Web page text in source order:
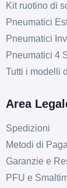
Kit ruotino di
Pneumatici
Pneumatici
Pneumatici 4
Tutti i modelli
Area
Spedizioni
Metodi di
Garanzie e
PFU e